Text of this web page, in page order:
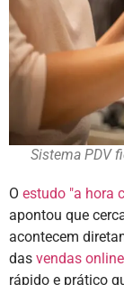
Sistema PDV
O estudo "a hora
apontou que
acontecem
das vendas online
rápido e prático